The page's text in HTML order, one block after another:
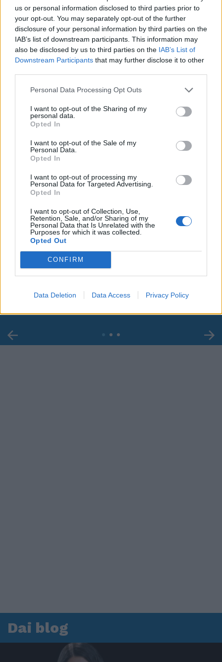
us or personal information disclosed to third parties prior to
your opt-out. You may separately opt-out of the further
disclosure of your personal information by third parties on the
IAB’s list of downstream participants. This information may
also be disclosed by us to third parties on the IAB’s List of
Downstream Participants that may further disclose it to other
Personal Data Processing Opt Outs
I want to opt-out of the Sharing of my
personal data.
Opted In
I want to opt-out of the Sale of my
Personal Data.
Opted In
I want to opt-out of processing my
Personal Data for Targeted Advertising.
Opted In
I want to opt-out of Collection, Use,
Retention, Sale, and/or Sharing of my
Personal Data that Is Unrelated with the
Purposes for which it was collected.
Opted Out
CONFIRM
Data Deletion Data Access Privacy Policy
00:00 01:16
Leonardo Maria Del Vecchio dall'ex compagna
in ospedale. Le dichiarazioni ai giornalisti
Dai blog